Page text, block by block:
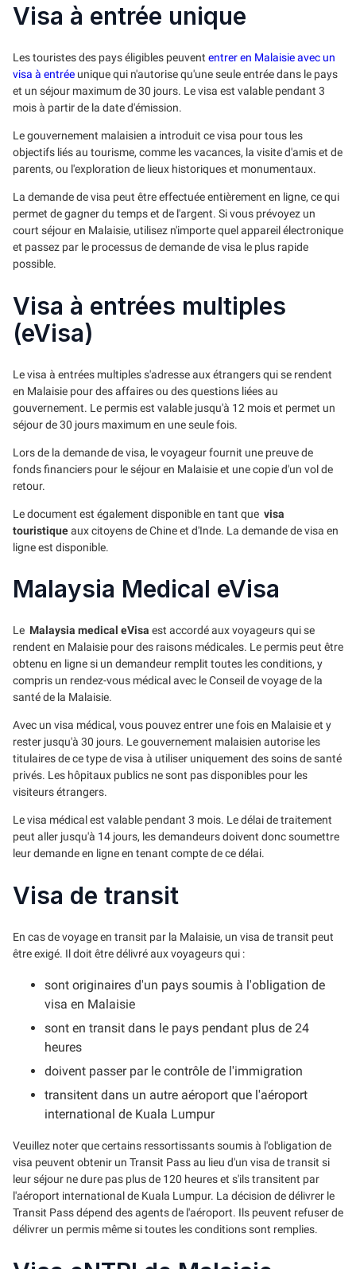
Visa à entrée unique
Les touristes des pays éligibles peuvent entrer en Malaisie avec un
visa à entrée unique qui n'autorise qu'une seule entrée dans le pays
et un séjour maximum de 30 jours. Le visa est valable pendant 3
mois à partir de la date d'émission.
Le gouvernement malaisien a introduit ce visa pour tous les
objectifs liés au tourisme, comme les vacances, la visite d'amis et de
parents, ou l'exploration de lieux historiques et monumentaux.
La demande de visa peut être effectuée entièrement en ligne, ce qui
permet de gagner du temps et de l'argent. Si vous prévoyez un
court séjour en Malaisie, utilisez n'importe quel appareil électronique
et passez par le processus de demande de visa le plus rapide
possible.
Visa à entrées multiples
(eVisa)
Le visa à entrées multiples s'adresse aux étrangers qui se rendent
en Malaisie pour des affaires ou des questions liées au
gouvernement. Le permis est valable jusqu'à 12 mois et permet un
séjour de 30 jours maximum en une seule fois.
Lors de la demande de visa, le voyageur fournit une preuve de
fonds financiers pour le séjour en Malaisie et une copie d'un vol de
retour.
Le document est également disponible en tant que visa
touristiqueaux citoyens de Chine et d'Inde. La demande de visa en
ligne est disponible.
Malaysia Medical eVisa
Le Malaysia medical eVisa est accordé aux voyageurs qui se
rendent en Malaisie pour des raisons médicales. Le permis peut être
obtenu en ligne si un demandeur remplit toutes les conditions, y
compris un rendez-vous médical avec le Conseil de voyage de la
santé de la Malaisie.
Avec un visa médical, vous pouvez entrer une fois en Malaisie et y
rester jusqu'à 30 jours. Le gouvernement malaisien autorise les
titulaires de ce type de visa à utiliser uniquement des soins de santé
privés. Les hôpitaux publics ne sont pas disponibles pour les
visiteurs étrangers.
Le visa médical est valable pendant 3 mois. Le délai de traitement
peut aller jusqu'à 14 jours, les demandeurs doivent donc soumettre
leur demande en ligne en tenant compte de ce délai.
Visa de transit
En cas de voyage en transit par la Malaisie, un visa de transit peut
être exigé. Il doit être délivré aux voyageurs qui :
sont originaires d'un pays soumis à l'obligation de
visa en Malaisie
sont en transit dans le pays pendant plus de 24
heures
doivent passer par le contrôle de l'immigration
transitent dans un autre aéroport que l'aéroport
international de Kuala Lumpur
Veuillez noter que certains ressortissants soumis à l'obligation de
visa peuvent obtenir un Transit Pass au lieu d'un visa de transit si
leur séjour ne dure pas plus de 120 heures et s'ils transitent par
l'aéroport international de Kuala Lumpur. La décision de délivrer le
Transit Pass dépend des agents de l'aéroport. Ils peuvent refuser de
délivrer un permis même si toutes les conditions sont remplies.